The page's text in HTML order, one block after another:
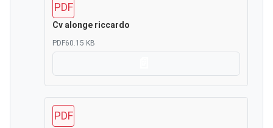
PDF
Cv alonge riccardo
PDF60.15 KB
PDF